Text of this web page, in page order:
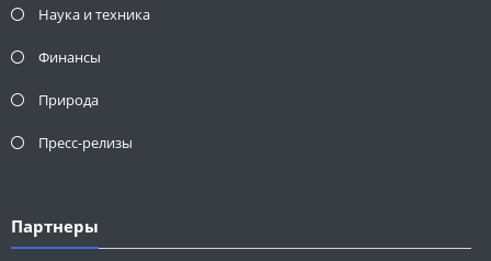
Наука и техника
Финансы
Природа
Пресс-релизы
Партнеры